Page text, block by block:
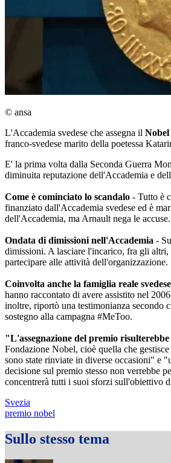
© ansa
L'Accademia svedese che assegna il Nobel
franco-svedese marito della poetessa
E' la prima volta dalla Seconda Guerra
diminuita reputazione dell'Accademia e
Come è cominciato lo scandalo - Tutto è
finanziato dall'Accademia svedese ed è
dell'Accademia, ma Arnault nega le accuse.
Ondata di dimissioni nell'Accademia -
dimissioni. A lasciare l'incarico, fra gli altri,
partecipare alle attività dell'organizzazione.
Coinvolta anche la famiglia reale svedese
hanno raccontato di avere assistito nel
inoltre, riportò una testimonianza secondo
sostegno alla campagna #MeToo.
"L'assegnazione del premio
Fondazione Nobel, cioè quella che
sono state rinviate in diverse occasioni" e
decisione sul premio stesso non verrebbe
concentrerà tutti i suoi sforzi sull'obiettivo
Svezia
premio nobel
Sullo stesso tema